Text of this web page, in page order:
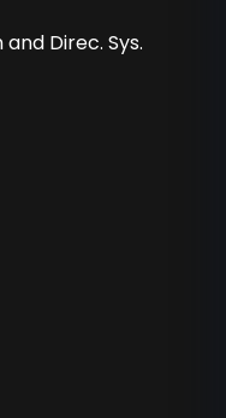
Direc. Sys.